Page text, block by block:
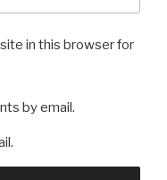
in this browser for
by email.